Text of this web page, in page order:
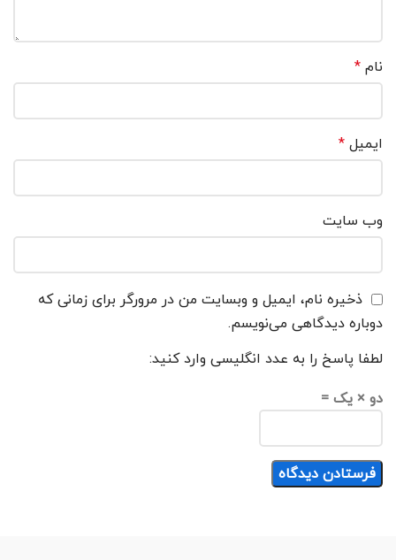
نام*
ایمیل*
وب‌ سایت
ذخیره نام، ایمیل و وبسایت من در مرورگر برای زمانی که
دوباره دیدگاهی می‌نویسم.
لطفا پاسخ را به عدد انگلیسی وارد کنید:
دو × یک =